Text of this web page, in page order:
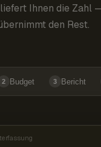
Ihnen die Zahl
den Rest.
2 Budget 3 Bericht